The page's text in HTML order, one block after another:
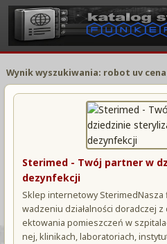
Wynik wyszukiwania: robot uv cena
Sterimed - Twój partner w
dezynfekcji
Sklep internetowy SterimedNasza
wadzeniu działalności doradczej
ektowania pomieszczeń w
nej, klinikach, laboratoriach,